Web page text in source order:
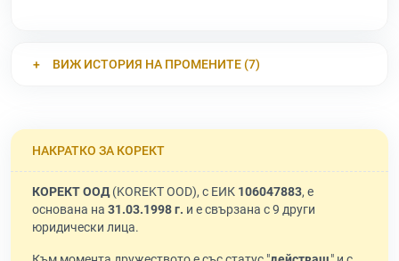
ВИЖ ИСТОРИЯ НА ПРОМЕНИТЕ (7)
НАКРАТКО ЗА КОРЕКТ
КОРЕКТ ООД(KOREKT OOD), с ЕИК 106047883, е
основана на 31.03.1998 г. и е свързана с 9 други
юридически лица.